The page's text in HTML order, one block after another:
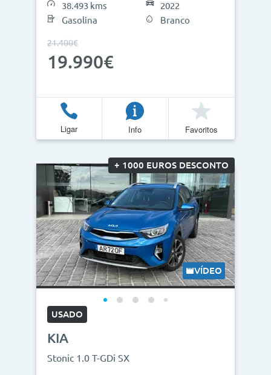
38.493 kms
Gasolina
2022
Branco
21.400€
19.990€
Ligar Info Favoritos
+ 1000 EUROS DESCONTO
VÍDEO
USADO
KIA
Stonic 1.0 T-GDi SX